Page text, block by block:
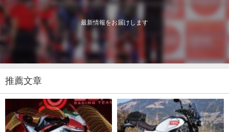
最新情報をお届けします
推薦文章